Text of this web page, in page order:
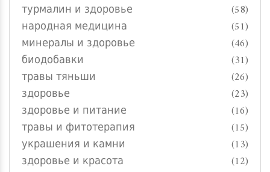
турмалин и здоровье (58)
народная медицина (51)
минералы и здоровье (46)
биодобавки (31)
травы тяньши (26)
здоровье (23)
здоровье и питание (16)
травы и фитотерапия (15)
украшения и камни (13)
здоровье и красота (12)